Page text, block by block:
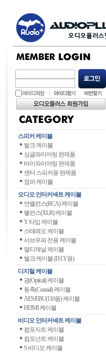
스피커 케이블
벌크 케이블
싱글와이어링 완제품
바이와이어링 완제품
센터 스피커용 완제품
점퍼 케이블
오디오 인터커넥트 케이블
언밸런스(RCA) 케이블
밸런스(XLR) 케이블
Y 타입 케이블
스테레오 케이블
서브우퍼 전용 케이블
멀티채널 케이블
벌크 케이블 (D.I.Y용)
디지털 케이블
광(Optical) 케이블
동축(Coaxial) 케이블
AES/EBU(110옴) 케이블
HDMI 케이블
비디오 인터커넥트 케이블
컴포지트 케이블
컴포넌트 케이블
S 비디오 케이블